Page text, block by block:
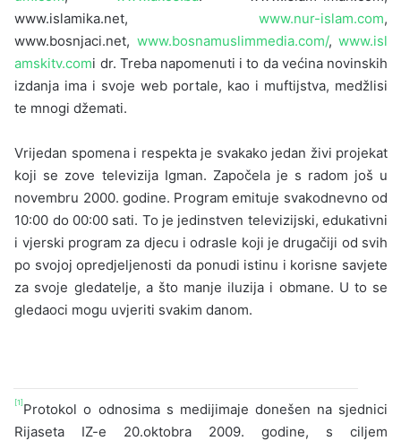
www.islamika.net, www.nur-islam.com,
www.bosnjaci.net, www.bosnamuslimmedia.com/,www.isl
amskitv.comi dr. Treba napomenuti i to da većina novinskih
izdanja ima i svoje web portale, kao i muftijstva, medžlisi
te mnogi džemati.
Vrijedan spomena i respekta je svakako jedan živi projekat
koji se zove televizija Igman. Započela je s radom još u
novembru 2000. godine. Program emituje svakodnevno od
10:00 do 00:00 sati. To je jedinstven televizijski, edukativni
i vjerski program za djecu i odrasle koji je drugačiji od svih
po svojoj opredjeljenosti da ponudi istinu i korisne savjete
za svoje gledatelje, a što manje iluzija i obmane. U to se
gledaoci mogu uvjeriti svakim danom.
[1] Protokol o odnosima s medijimaje donešen na sjednici
Rijaseta IZ-e 20.oktobra 2009. godine, s ciljem